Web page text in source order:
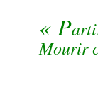
« P
Mourir